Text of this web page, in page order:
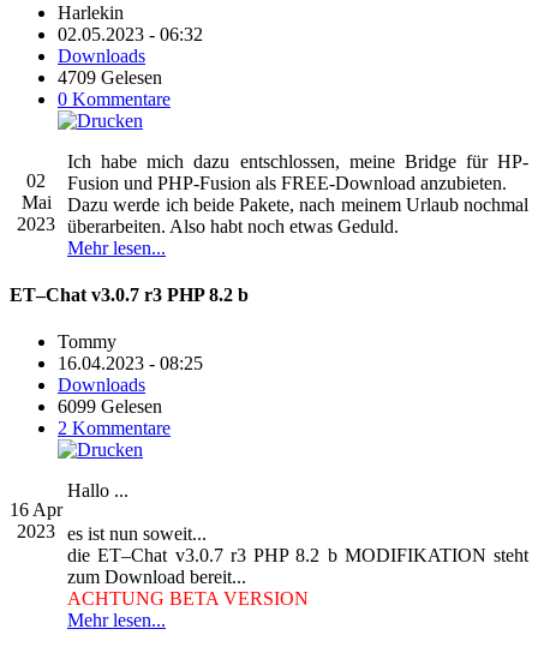
Harlekin
02.05.2023 - 06:32
Downloads
4709 Gelesen
0 Kommentare
02
Mai
2023
Ich habe mich dazu entschlossen, meine Bridge für HP-
Fusion und PHP-Fusion als FREE-Download anzubieten.
Dazu werde ich beide Pakete, nach meinem Urlaub nochmal
überarbeiten. Also habt noch etwas Geduld.
Mehr lesen...
ET–Chat v3.0.7 r3 PHP 8.2 b
Tommy
16.04.2023 - 08:25
Downloads
6099 Gelesen
2 Kommentare
16 Apr
2023
Hallo ...
es ist nun soweit...
die ET–Chat v3.0.7 r3 PHP 8.2 b MODIFIKATION steht
zum Download bereit...
ACHTUNG BETA VERSION
Mehr lesen...